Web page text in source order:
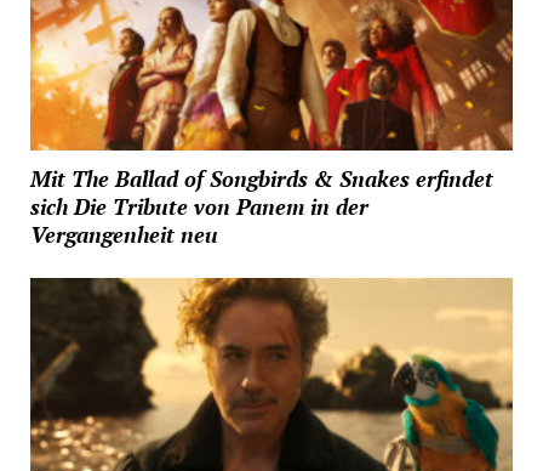
Mit The Ballad of Songbirds & Snakes erfindet
sich Die Tribute von Panem in der
Vergangenheit neu